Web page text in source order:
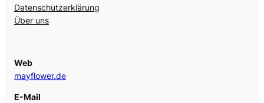
Datenschutzerklärung
Über uns
Web
mayflower.de
E-Mail